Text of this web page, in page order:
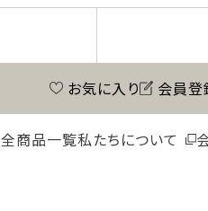
お気に入り 会員登
全商品一覧私たちについて